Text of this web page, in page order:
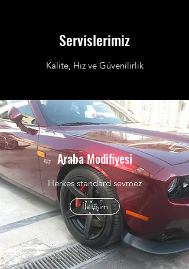
Servislerimiz
Kalite, Hız ve Güvenilirlik
Araba Modifiyesi
Herkes standard sevmez
İletişim